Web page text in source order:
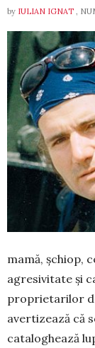
by IULIAN IGNAT ,
mamă, șchiop,
agre­si­vitate și
proprietarilor
avertizează că
cataloghează